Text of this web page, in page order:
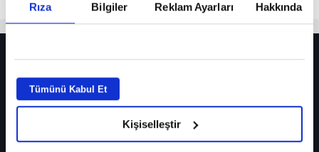
Rıza Bilgiler Reklam Ayarları Hakkında
Tümünü Kabul Et
Kişiselleştir
Fenerbahçe’de sürpriz ayrılık ihtimali! Devre arasında gelmişti
Fenerbahçe’nin yeni transferi Mason Greenwood için olay sözler!
Galatasaray’da rota yeniden Thiago Almada!